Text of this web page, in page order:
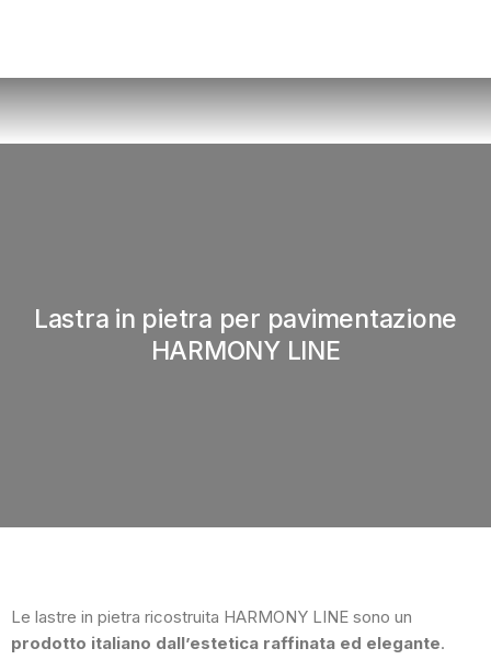
Lastra in pietra per pavimentazione
HARMONY LINE
Le lastre in pietra ricostruita HARMONY LINE sono un
prodotto italiano dall’estetica raffinata ed elegante.